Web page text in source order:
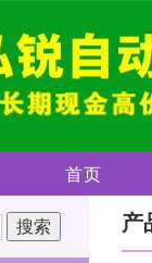
首页
产